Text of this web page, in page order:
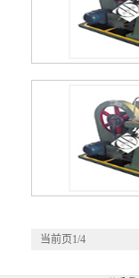
当前页1/4